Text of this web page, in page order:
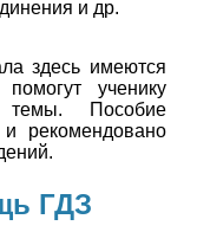
и др.
здесь имеются
ученику
темы. Пособие
рекомендовано
ГДЗ